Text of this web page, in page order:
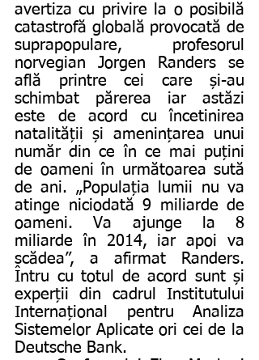
avertiza cu privire la o posibilă
catastrofă globală provocată de
suprapopulare, profesorul
norvegian Jorgen Randers se
află printre cei care și-au
schimbat părerea iar astăzi
este de acord cu încetinirea
natalității și amenințarea unui
număr din ce în ce mai puțini
de oameni în următoarea sută
de ani. „Populația lumii nu va
atinge niciodată 9 miliarde de
oameni. Va ajunge la 8
miliarde în 2014, iar apoi va
scădea”, a afirmat Randers.
Întru cu totul de acord sunt și
experții din cadrul Institutului
Internațional pentru Analiza
Sistemelor Aplicate ori cei de la
Deutsche Bank.